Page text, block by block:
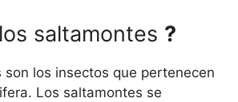
saltamontes ?
son los insectos que pertenecen
Los saltamontes se